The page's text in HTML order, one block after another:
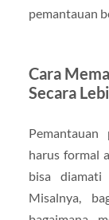
pemantauan
Cara
Secara
Pemantauan
harus formal
bisa diamati
Misalnya,